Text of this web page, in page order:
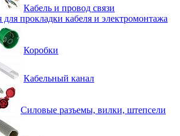
Кабель и провод связи
для прокладки кабеля и электромонтажа
Коробки
Кабельный канал
Силовые разъемы, вилки, штепсели